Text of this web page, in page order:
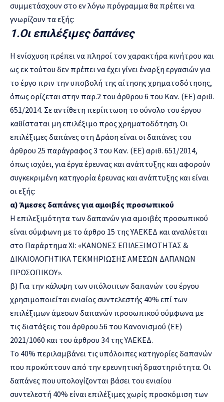
συμμετάσχουν στο εν λόγω πρόγραμμα θα πρέπει να
γνωρίζουν τα εξής:
1.Οι επιλέξιμες δαπάνες
Η ενίσχυση πρέπει να πληροί τον χαρακτήρα κινήτρου και
ως εκ τούτου δεν πρέπει να έχει γίνει έναρξη εργασιών για
το έργο πριν την υποβολή της αίτησης χρηματοδότησης,
όπως ορίζεται στην παρ.2 του άρθρου 6 του Καν. (ΕΕ) αριθ.
651/2014. Σε αντίθετη περίπτωση το σύνολο του έργου
καθίσταται μη επιλέξιμο προς χρηματοδότηση. Οι
επιλέξιμες δαπάνες στη Δράση είναι οι δαπάνες του
άρθρου 25 παράγραφος 3 του Καν. (ΕΕ) αριθ. 651/2014,
όπως ισχύει, για έργα έρευνας και ανάπτυξης και αφορούν
συγκεκριμένη κατηγορία έρευνας και ανάπτυξης και είναι
οι εξής:
α) Άμεσες δαπάνες για αμοιβές προσωπικού
Η επιλεξιμότητα των δαπανών για αμοιβές προσωπικού
είναι σύμφωνη με το άρθρο 15 της ΥΑΕΚΕΔ και αναλύεται
στο Παράρτημα XI: «ΚΑΝΟΝΕΣ ΕΠΙΛΕΞΙΜΟΤΗΤΑΣ &
ΔΙΚΑΙΟΛΟΓΗΤΙΚΑ ΤΕΚΜΗΡΙΩΣΗΣ ΑΜΕΣΩΝ ΔΑΠΑΝΩΝ
ΠΡΟΣΩΠΙΚΟΥ».
β) Για την κάλυψη των υπόλοιπων δαπανών του έργου
χρησιμοποιείται ενιαίος συντελεστής 40% επί των
επιλέξιμων άμεσων δαπανών προσωπικού σύμφωνα με
τις διατάξεις του άρθρου 56 του Κανονισμού (ΕΕ)
2021/1060 και του άρθρου 34 της ΥΑΕΚΕΔ.
Το 40% περιλαμβάνει τις υπόλοιπες κατηγορίες δαπανών
που προκύπτουν από την ερευνητική δραστηριότητα. Οι
δαπάνες που υπολογίζονται βάσει του ενιαίου
συντελεστή 40% είναι επιλέξιμες χωρίς προσκόμιση των